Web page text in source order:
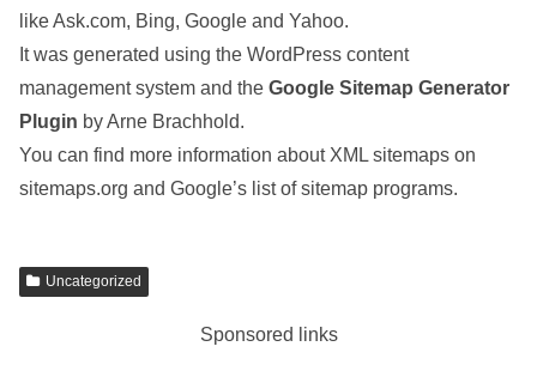
like Ask.com, Bing, Google and Yahoo.
It was generated using the WordPress content
management system and the Google Sitemap Generator
Plugin by Arne Brachhold.
You can find more information about XML sitemaps on
sitemaps.org and Google’s list of sitemap programs.
Uncategorized
Sponsored links